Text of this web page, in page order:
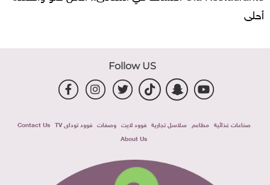
أحلى
Follow US
صناعات غذائية مطاعم سلاسل تجارية فوود لايت وصفات فوود توداى TV
Contact Us
About Us